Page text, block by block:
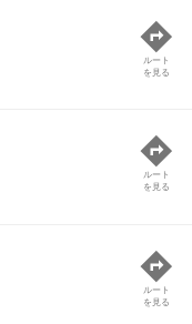
ルート
を見る
ルート
を見る
ルート
を見る